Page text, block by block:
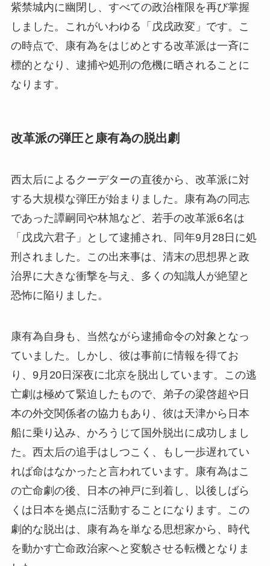
紫禁城内に幽閉し、すべての政治権限を再び掌握
しました。これがいわゆる「戊戌政変」です。こ
の時点で、康有為をはじめとする改革派は一斉に
標的となり、逮捕や処刑の危機に晒されることに
なります。
改革派の弾圧と康有為の脱出劇
西太后によるクーデターの直後から、改革派に対
する大規模な弾圧が始まりました。康有為の同志
であった譚嗣同や林旭など、若手の改革派6名は
「戊戌六君子」として逮捕され、同年9月28日に処
刑されました。この出来事は、清末の思想界と政
治界に大きな衝撃を与え、多くの知識人が絶望と
恐怖に陥りました。
康有為自身も、当然ながら逮捕命令の対象となっ
ていました。しかし、彼は事前に情報を得てお
り、9月20日深夜に北京を脱出しています。この逃
亡劇は極めて緊迫したもので、弟子の梁啓超や日
本の外交関係者の協力もあり、彼は天津から日本
船に乗り込み、かろうじて国外脱出に成功しまし
た。西太后の追手はしつこく、もし一歩遅れてい
れば命はなかったと言われています。康有為はこ
の亡命劇の後、日本の神戸に到着し、以後しばら
くは日本を拠点に活動することになります。この
劇的な脱出は、康有為を単なる思想家から、時代
を動かす亡命政治家へと変貌させる転機となりま